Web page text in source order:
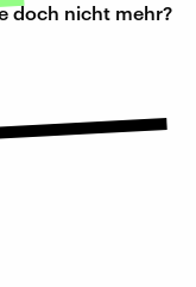
doch nicht mehr?